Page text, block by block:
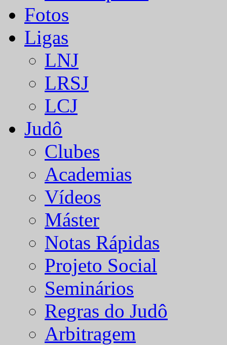
Fotos
Ligas
LNJ
LRSJ
LCJ
Judô
Clubes
Academias
Vídeos
Máster
Notas Rápidas
Projeto Social
Seminários
Regras do Judô
Arbitragem